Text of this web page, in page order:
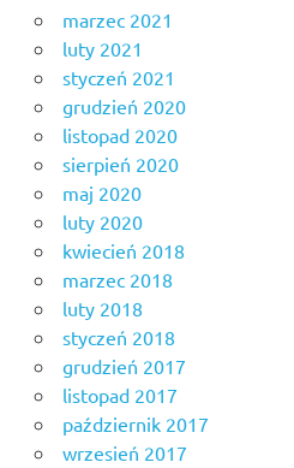
marzec 2021
luty 2021
styczeń 2021
grudzień 2020
listopad 2020
sierpień 2020
maj 2020
luty 2020
kwiecień 2018
marzec 2018
luty 2018
styczeń 2018
grudzień 2017
listopad 2017
październik 2017
wrzesień 2017